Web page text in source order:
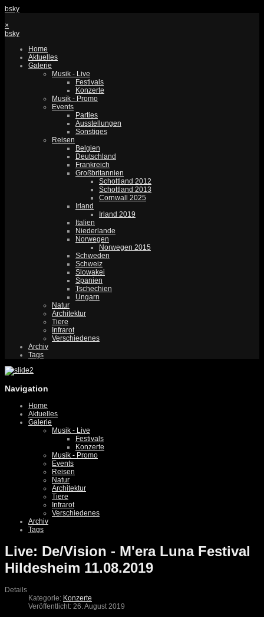
bsky
×
bsky
Home
Aktuelles
Galerie
Musik - Live
Festivals
Konzerte
Musik - Promo
Events
Parties
Ausstellungen
Sonstiges
Reisen
Belgien
Deutschland
Frankreich
Großbritannien
Schottland 2012
Schottland 2013
Cornwall 2025
Irland
Irland 2019
Italien
Niederlande
Norwegen
Norwegen 2015
Schweden
Schweiz
Slowakei
Spanien
Tschechien
Ungarn
Natur
Architektur
Tiere
Infrarot
Verschiedenes
Archiv
Tags
Navigation
Home
Aktuelles
Galerie
Musik - Live
Festivals
Konzerte
Musik - Promo
Events
Reisen
Natur
Architektur
Tiere
Infrarot
Verschiedenes
Archiv
Tags
Live: De/Vision - M'era Luna Festival
Hildesheim 11.08.2019
Details
Kategorie: Konzerte
Veröffentlicht: 26. August 2019